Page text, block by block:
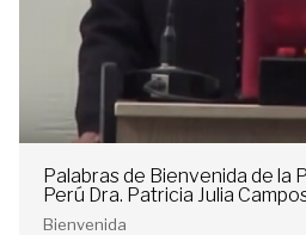
Palabras de Bienvenida de la
Perú Dra. Patricia Julia
Bienvenida